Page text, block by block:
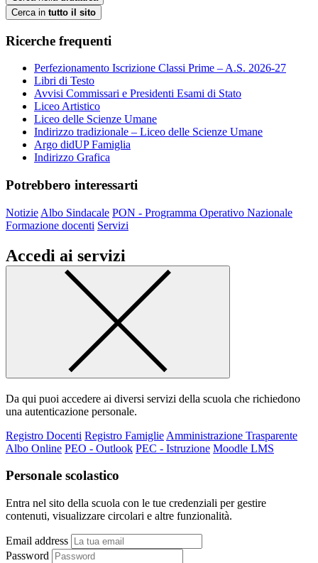
Cerca in tutto il sito
Ricerche frequenti
Perfezionamento Iscrizione Classi Prime – A.S. 2026-27
Libri di Testo
Avvisi Commissari e Presidenti Esami di Stato
Liceo Artistico
Liceo delle Scienze Umane
Indirizzo tradizionale – Liceo delle Scienze Umane
Argo didUP Famiglia
Indirizzo Grafica
Potrebbero interessarti
Notizie Albo Sindacale PON - Programma Operativo Nazionale
Formazione docenti Servizi
Accedi ai servizi
Da qui puoi accedere ai diversi servizi della scuola che richiedono
una autenticazione personale.
Registro Docenti Registro Famiglie Amministrazione Trasparente
Albo Online PEO - Outlook PEC - Istruzione Moodle LMS
Personale scolastico
Entra nel sito della scuola con le tue credenziali per gestire
contenuti, visualizzare circolari e altre funzionalità.
Email address
Password